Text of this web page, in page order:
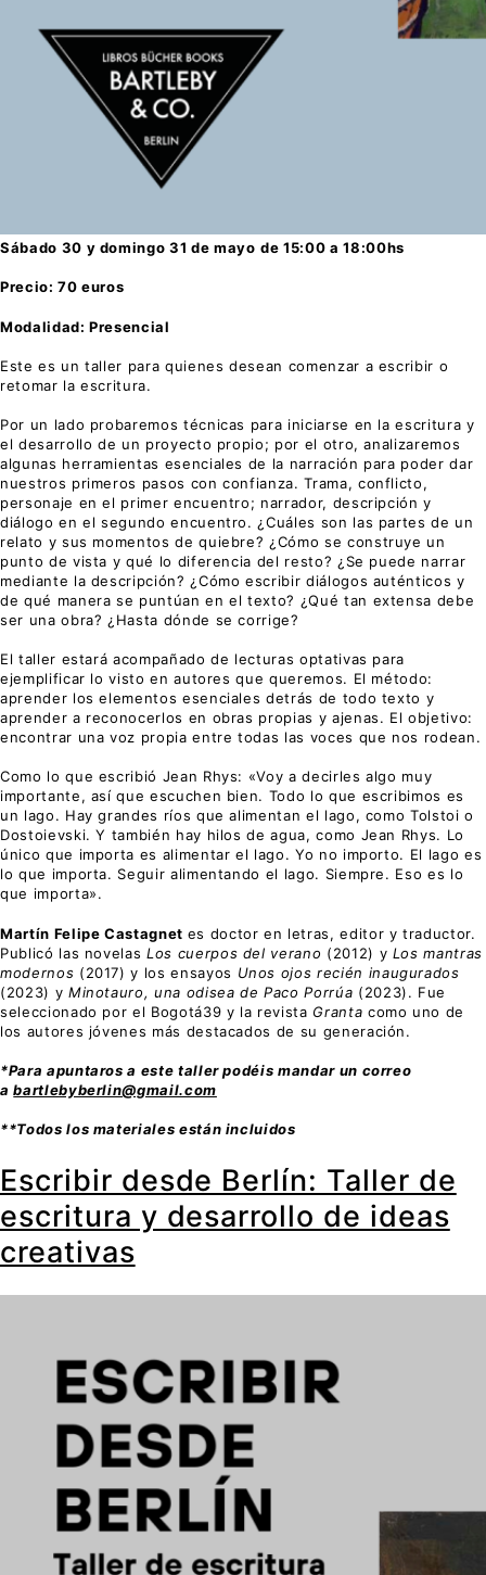
Sábado 30 y domingo 31 de mayo de 15:00 a 18:00hs
Precio:70 euros
Modalidad: Presencial
Este es un taller para quienes desean comenzar a escribir o
retomar la escritura.
Por un lado probaremos técnicas para iniciarse en la escritura y
el desarrollo de un proyecto propio; por el otro, analizaremos
algunas herramientas esenciales de la narración para poder dar
nuestros primeros pasos con confianza. Trama, conflicto,
personaje en el primer encuentro; narrador, descripción y
diálogo en el segundo encuentro. ¿Cuáles son las partes de un
relato y sus momentos de quiebre? ¿Cómo se construye un
punto de vista y qué lo diferencia del resto? ¿Se puede narrar
mediante la descripción? ¿Cómo escribir diálogos auténticos y
de qué manera se puntúan en el texto? ¿Qué tan extensa debe
ser una obra? ¿Hasta dónde se corrige?
El taller estará acompañado de lecturas optativas para
ejemplificar lo visto en autores que queremos. El método:
aprender los elementos esenciales detrás de todo texto y
aprender a reconocerlos en obras propias y ajenas. El objetivo:
encontrar una voz propia entre todas las voces que nos rodean.
Como lo que escribió Jean Rhys: «Voy a decirles algo muy
importante, así que escuchen bien. Todo lo que escribimos es
un lago. Hay grandes ríos que alimentan el lago, como Tolstoi o
Dostoievski. Y también hay hilos de agua, como Jean Rhys. Lo
único que importa es alimentar el lago. Yo no importo. El lago es
lo que importa. Seguir alimentando el lago. Siempre. Eso es lo
que importa».
Martín Felipe Castagnet es doctor en letras, editor y traductor.
Publicó las novelasLos cuerpos del verano (2012) y Los mantras
modernos (2017) y los ensayos Unos ojos recién inaugurados
(2023) y Minotauro, una odisea de Paco Porrúa (2023). Fue
seleccionado por el Bogotá39 y la revista Granta como uno de
los autores jóvenes más destacados de su generación.
*Para apuntaros a este taller podéis mandar un correo
abartlebyberlin@gmail.com
**Todos los materiales están incluidos
Escribir desde Berlín: Taller de
escritura y desarrollo de ideas
creativas